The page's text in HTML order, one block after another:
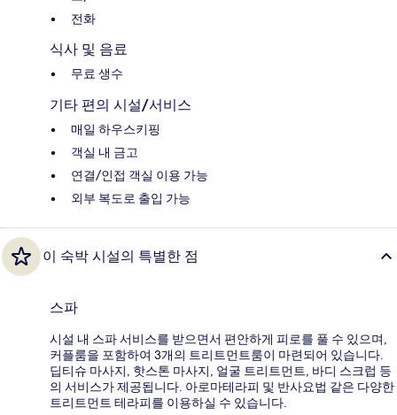
전화
식사 및 음료
무료 생수
기타 편의 시설/서비스
매일 하우스키핑
객실 내 금고
연결/인접 객실 이용 가능
외부 복도로 출입 가능
이 숙박 시설의 특별한 점
스파
시설 내 스파 서비스를 받으면서 편안하게 피로를 풀 수 있으며,
커플룸을 포함하여 3개의 트리트먼트룸이 마련되어 있습니다.
딥티슈 마사지, 핫스톤 마사지, 얼굴 트리트먼트, 바디 스크럽 등
의 서비스가 제공됩니다. 아로마테라피 및 반사요법 같은 다양한
트리트먼트 테라피를 이용하실 수 있습니다.